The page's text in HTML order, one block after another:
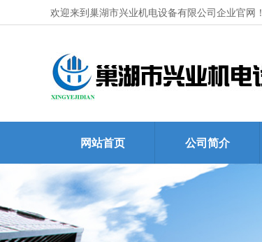
欢迎来到巢湖市兴业机电设备有限公司企业官网！
网站首页 公司简介